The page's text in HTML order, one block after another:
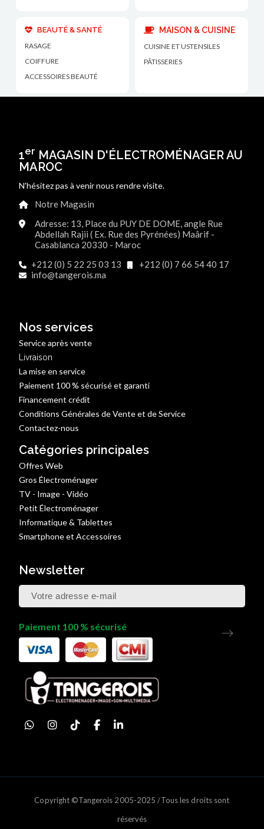
BEAUTÉ & SANTÉ
RASAGE
COIFFURE
ACCESSOIRES BEAUTÉ
MAISON & CUISINE
CUISINE ET USTENSILES
PÂTISSERIES
1er MAGASIN D'ÉLECTROMÉNAGER AU
MAROC
N'hésitez pas à venir nous rendre visite.
Notre Magasin
Adresse: 13, Place du PUY DE DOME, angle Rue
Abdellah Rajii ( Ex. Rue des Pyrénées) Maârif -
Casablanca 20330 - Maroc
+212 (0) 5 22 25 03 13
+212 (0) 7 66 54 40 17
info@tangerois.ma
Nos services
Service après vente
Livraison
La mise en service
Paiement 100 % sécurisé et garanti
Financement crédit
Conditions Générales de Vente et de Service
Contactez-nous
Catégories principales
Offres Web
Gros Électroménager
TV - Image - Vidéo
Petit Électroménager
Informatique & Tablettes
Smartphone et Accessoires
Newsletter
Paiement 100 % sécurisé
Copyright ©Tangerois 2005-2025 /Tous les droits sont
réservés